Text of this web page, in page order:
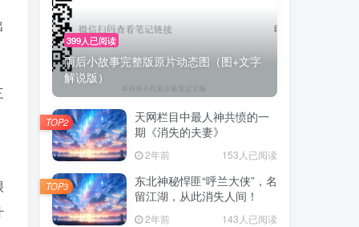
399人已阅读
雨后小故事完整版原片动态图（图+文字
解说版）
天网栏目中最人神共愤的一
期《消失的夫妻》
2年前 153人已阅读
TOP2
东北神秘悍匪“呼兰大侠”，名
留江湖，从此消失人间！
2年前 143人已阅读
TOP3